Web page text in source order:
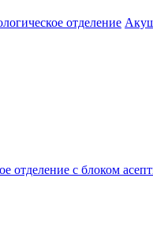
отделение
отделение с блоком